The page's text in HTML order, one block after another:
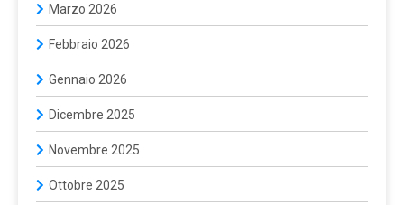
Marzo 2026
Febbraio 2026
Gennaio 2026
Dicembre 2025
Novembre 2025
Ottobre 2025